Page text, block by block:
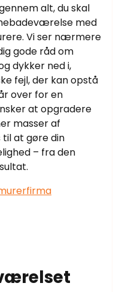
alt, du skal
med
Vi ser nærmere
gode råd om
dykker ned i,
fejl, der kan opstå
over for en
at opgradere
masser af
at gøre din
– fra den